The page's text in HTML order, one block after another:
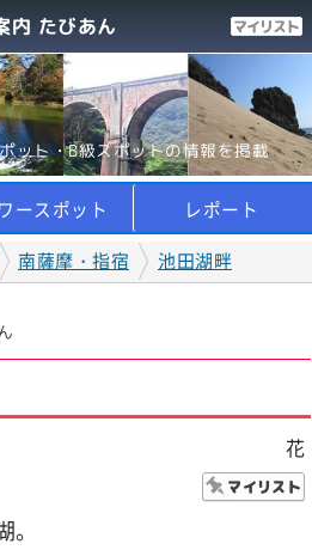
内 たびあん
ット・B級スポットの情報を掲載
ースポット
レポート
南薩摩・指宿 池田湖畔
花